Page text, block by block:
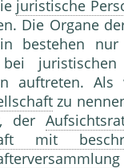
juristische
Die Organe
bestehen
bei
auftreten.
zu
der
mit